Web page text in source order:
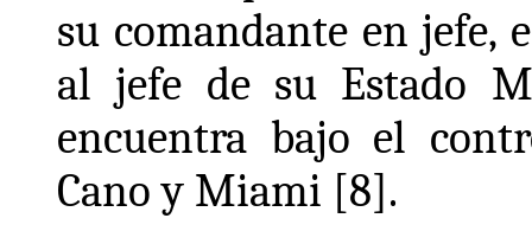
su comandante en jefe,
al jefe de su Estado
encuentra bajo el
Cano y Miami [8].